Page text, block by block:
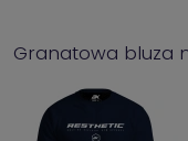
Granatowa bluza